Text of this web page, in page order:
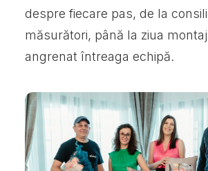
despre fiecare pas, de la
măsurători, până la ziua
angrenat întreaga echipă.